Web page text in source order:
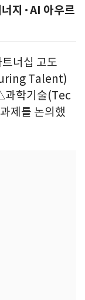
지·AI 아우르
너십 고도
Talent)
학기술(Tec
제를 논의했